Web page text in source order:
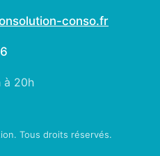
conso.fr
à 20h
Tous droits réservés.